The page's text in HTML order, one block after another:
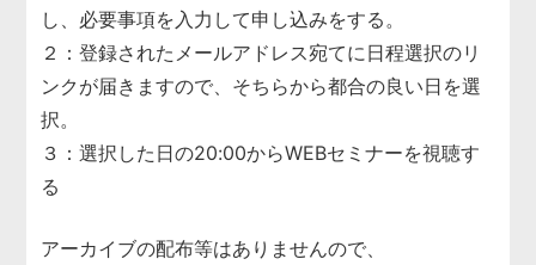
し、必要事項を入力して申し込みをする。
２：登録されたメールアドレス宛てに日程選択のリ
ンクが届きますので、そちらから都合の良い日を選
択。
３：選択した日の20:00からWEBセミナーを視聴す
る
アーカイブの配布等はありませんので、